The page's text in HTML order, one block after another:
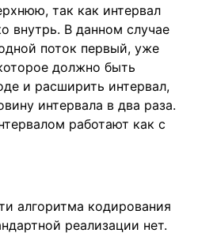
так как интервал
внутрь. В данном случае
поток первый, уже
должно быть
и расширить интервал,
интервала в два раза.
работают как с
алгоритма кодирования
реализации нет.